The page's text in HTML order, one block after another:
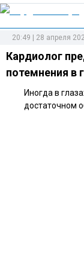
20:49 | 28 апреля
Кардиолог
потемнения в
Иногда в
достаточном